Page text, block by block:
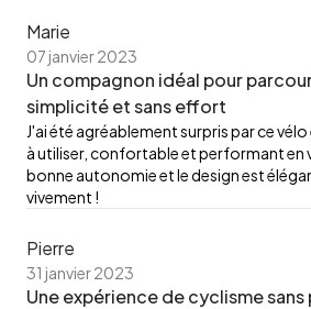
Marie
07 janvier 2023
Un compagnon idéal pour
simplicité et sans effort
J'ai été agréablement surpris par ce
à utiliser, confortable et performant en
bonne autonomie et le design est
vivement !
Pierre
31 janvier 2023
Une expérience de cyclisme